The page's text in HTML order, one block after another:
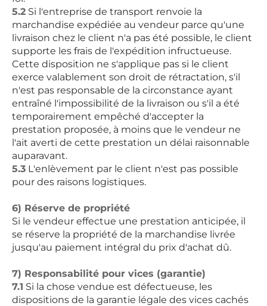
5.2 Si l'entreprise de transport renvoie la
marchandise expédiée au vendeur parce qu'une
livraison chez le client n'a pas été possible, le client
supporte les frais de l'expédition infructueuse.
Cette disposition ne s'applique pas si le client
exerce valablement son droit de rétractation, s'il
n'est pas responsable de la circonstance ayant
entraîné l'impossibilité de la livraison ou s'il a été
temporairement empêché d'accepter la
prestation proposée, à moins que le vendeur ne
l'ait averti de cette prestation un délai raisonnable
auparavant.
5.3 L'enlèvement par le client n'est pas possible
pour des raisons logistiques.
6) Réserve de propriété
Si le vendeur effectue une prestation anticipée, il
se réserve la propriété de la marchandise livrée
jusqu'au paiement intégral du prix d'achat dû.
7) Responsabilité pour vices (garantie)
7.1 Si la chose vendue est défectueuse, les
dispositions de la garantie légale des vices cachés